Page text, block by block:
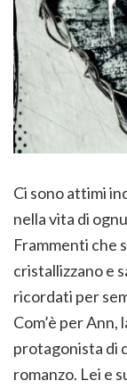
Ci sono attimi
nella vita di
Frammenti che
cristallizzano e
ricordati per
Com’è per Ann,
protagonista di
romanzo. Lei e